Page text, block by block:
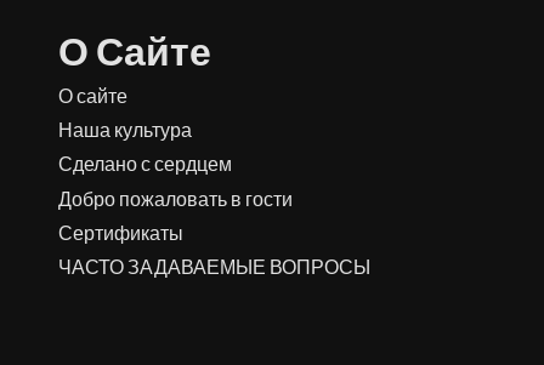
О Сайте
О сайте
Наша культура
Сделано с сердцем
Добро пожаловать в гости
Сертификаты
ЧАСТО ЗАДАВАЕМЫЕ ВОПРОСЫ